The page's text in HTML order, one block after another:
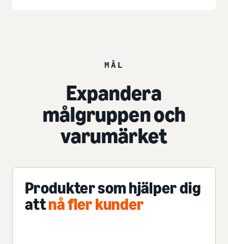
MÅL
Expandera
målgruppen och
varumärket
Produkter som hjälper dig
attnå fler kunder